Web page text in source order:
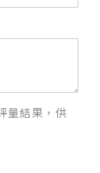
量結果，供